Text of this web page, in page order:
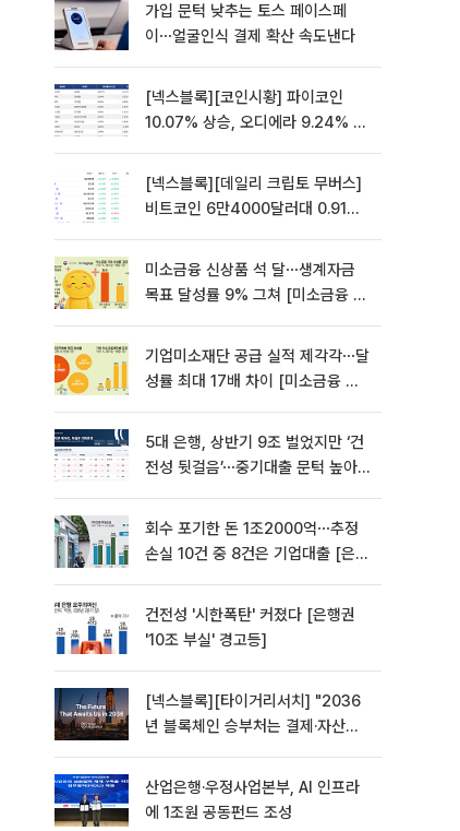
가입 문턱 낮추는 토스 페이스페
이⋯얼굴인식 결제 확산 속도낸다
[넥스블록][코인시황] 파이코인
10.07% 상승, 오디에라 9.24% 하
[넥스블록][데일리 크립토 무버스]
비트코인 6만4000달러대 0.91%
미소금융 신상품 석 달⋯생계자금
목표 달성률 9% 그쳐 [미소금융 첫
기업미소재단 공급 실적 제각각⋯달
성률 최대 17배 차이 [미소금융 첫
5대 은행, 상반기 9조 벌었지만 ‘건
전성 뒷걸음’⋯중기대출 문턱 높아
회수 포기한 돈 1조2000억⋯추정
손실 10건 중 8건은 기업대출 [은행
건전성 '시한폭탄' 커졌다 [은행권
'10조 부실' 경고등]
[넥스블록][타이거리서치] "2036
년 블록체인 승부처는 결제·자산거
산업은행·우정사업본부, AI 인프라
에 1조원 공동펀드 조성